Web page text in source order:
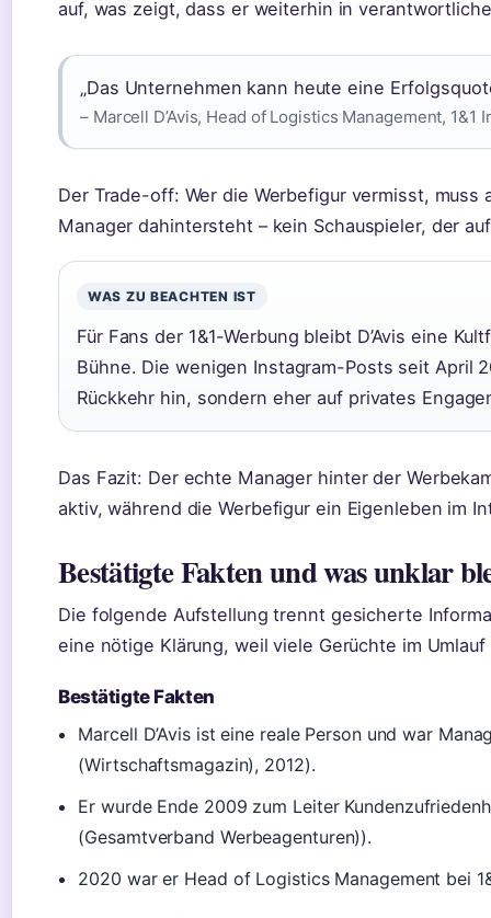
auf, was zeigt, dass er weiterhin in
„Das Unternehmen kann heute eine
– Marcell D’Avis, Head of Logistics Management, 1&1
Der Trade-off: Wer die Werbefigur vermisst,
Manager dahintersteht – kein Schauspieler, der
WAS ZU BEACHTEN IST
Für Fans der 1&1-Werbung bleibt D’Avis eine
Bühne. Die wenigen Instagram-Posts seit April
Rückkehr hin, sondern eher auf privates
Das Fazit: Der echte Manager hinter der
aktiv, während die Werbefigur ein Eigenleben im
Bestätigte Fakten und was unklar
Die folgende Aufstellung trennt gesicherte
eine nötige Klärung, weil viele Gerüchte im Umlauf
Bestätigte Fakten
Marcell D’Avis ist eine reale Person und war
(Wirtschaftsmagazin), 2012).
Er wurde Ende 2009 zum Leiter
(Gesamtverband Werbeagenturen)).
2020 war er Head of Logistics Management bei